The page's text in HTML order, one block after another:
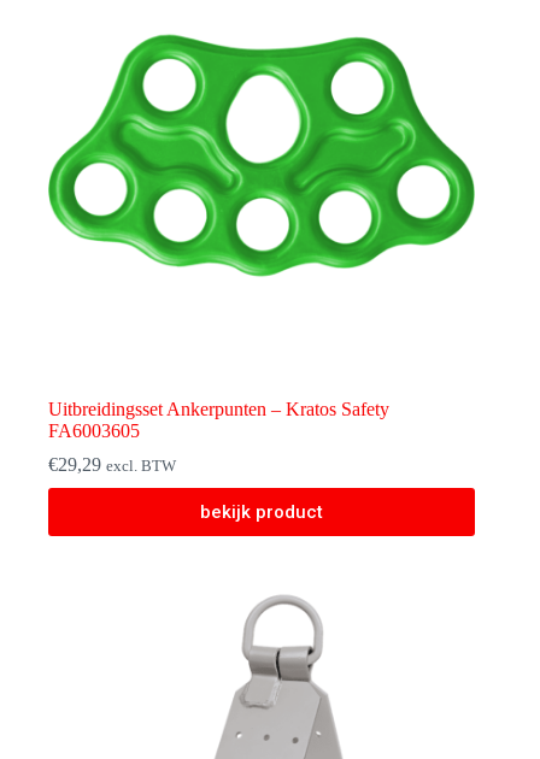
Uitbreidingsset Ankerpunten – Kratos Safety
FA6003605
€29,29 excl. BTW
bekijk product